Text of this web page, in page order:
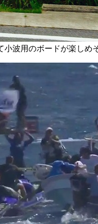
波用のボードが楽しめ